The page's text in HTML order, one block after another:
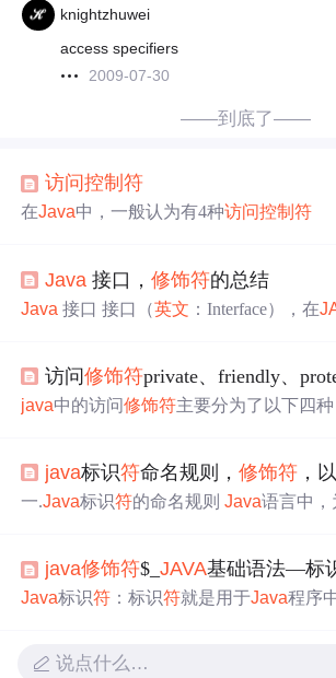
knightzhuwei
access specifiers
2009-07-30
——到底了——
访问控制符
在Java中，一般认为有4种访问控制符
Java 接口，修饰符的总结
Java 接口 接口（英文 ：Interface），在
象方法。 接口并不是类，编写接口的方
是它们属于不同的概念。类描述对象的属
是可以被实...
访问修饰符private、friendly、
java中的访问修饰符主要分为了以下四种
e int a;//private只有本类可
在本类或同包下才可以访问
java标识符命名规则，修饰符 ，以
一.Java标识符的命名规则Java语言中，
符 或数字Java标识符
用作标识符的有：26个英文字母（大、
java修饰符$_JAVA基础语法—标
Java标识符 ：标识符就是用于Java程序
下划线“_”、美元
说点什么…